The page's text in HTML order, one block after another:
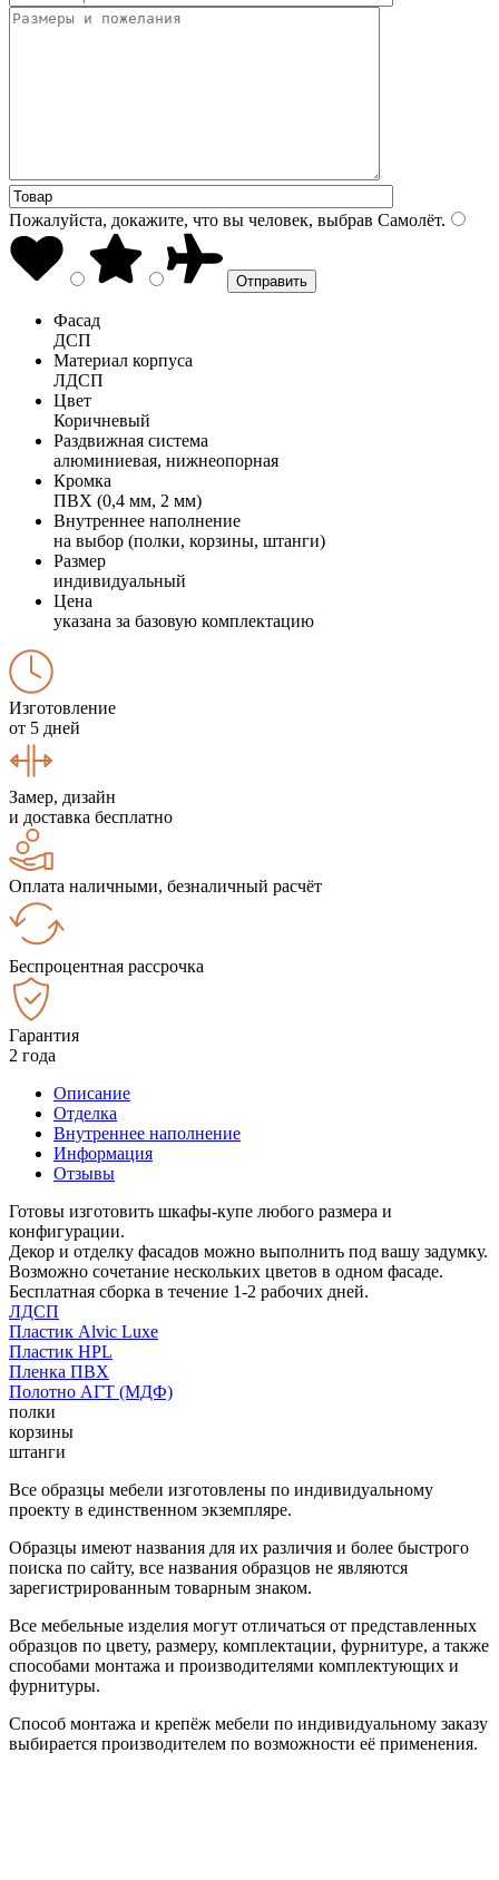
Пожалуйста, докажите, что вы человек, выбрав Самолёт.
Фасад
ДСП
Материал корпуса
ЛДСП
Цвет
Коричневый
Раздвижная система
алюминиевая, нижнеопорная
Кромка
ПВХ (0,4 мм, 2 мм)
Внутреннее наполнение
на выбор (полки, корзины, штанги)
Размер
индивидуальный
Цена
указана за базовую комплектацию
Изготовление
от 5 дней
Замер, дизайн
и доставка бесплатно
Оплата наличными, безналичный расчёт
Беспроцентная рассрочка
Гарантия
2 года
Описание
Отделка
Внутреннее наполнение
Информация
Отзывы
Готовы изготовить шкафы-купе любого размера и
конфигурации.
Декор и отделку фасадов можно выполнить под вашу задумку.
Возможно сочетание нескольких цветов в одном фасаде.
Бесплатная сборка в течение 1-2 рабочих дней.
ЛДСП
Пластик Alvic Luxe
Пластик HPL
Пленка ПВХ
Полотно АГТ (МДФ)
полки
корзины
штанги
Все образцы мебели изготовлены по индивидуальному
проекту в единственном экземпляре.
Образцы имеют названия для их различия и более быстрого
поиска по сайту, все названия образцов не являются
зарегистрированным товарным знаком.
Все мебельные изделия могут отличаться от представленных
образцов по цвету, размеру, комплектации, фурнитуре, а также
способами монтажа и производителями комплектующих и
фурнитуры.
Способ монтажа и крепёж мебели по индивидуальному заказу
выбирается производителем по возможности её применения.